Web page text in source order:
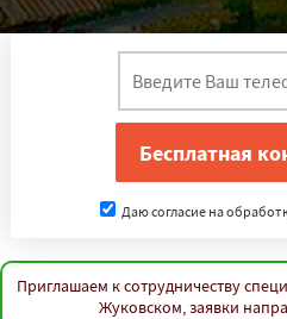
Даю согласие на
Приглашаем к сотрудничеству
Жуковском, заявки